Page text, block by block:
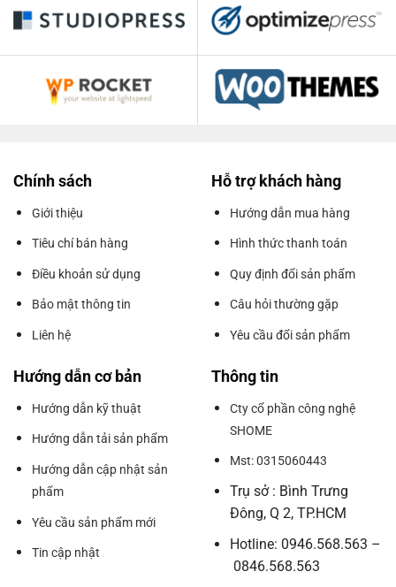
Chính sách
Giới thiệu
Tiêu chí bán hàng
Điều khoản sử dụng
Bảo mật thông tin
Liên hệ
Hỗ trợ khách hàng
Hướng dẫn mua hàng
Hình thức thanh toán
Quy định đổi sản phẩm
Câu hỏi thường gặp
Yêu cầu đổi sản phẩm
Hướng dẫn cơ bản
Hướng dẫn kỹ thuật
Hướng dẫn tải sản phẩm
Hướng dẫn cập nhật sản
phẩm
Yêu cầu sản phẩm mới
Tin cập nhật
Thông tin
Cty cổ phần công nghệ
SHOME
Mst: 0315060443
Trụ sở : Bình Trưng
Đông, Q 2, TP.HCM
Hotline: 0946.568.563 –
0846.568.563